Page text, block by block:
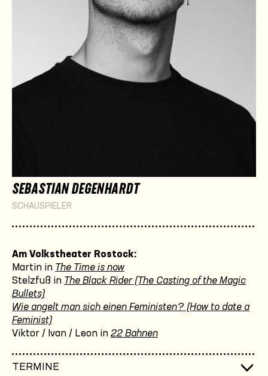
SEBASTIAN DEGENHARDT
SCHAUSPIELER
Am Volkstheater Rostock:
Martin in The Time is now
Stelzfuß in The Black Rider (The Casting of the Magic
Bullets)
Wie angelt man sich einen Feministen? (How to date a
Feminist)
Viktor / Ivan / Leon in 22 Bahnen
TERMINE